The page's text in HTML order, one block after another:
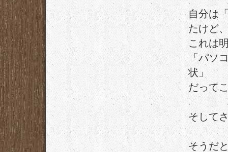
自分は
たけど
これは
「パソ
状」
だって
そして
そうだ